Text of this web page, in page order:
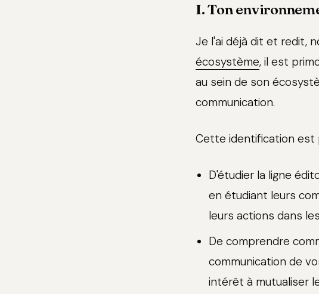
I. Ton
Je l'ai déjà dit et redit,
écosystème, il est
au sein de son
communication.
Cette identification est
D'étudier la ligne
en étudiant leurs
leurs actions dans
De comprendre
communication de
intérêt à mutualiser